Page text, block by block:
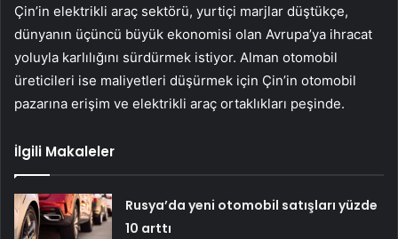
Çin’in elektrikli araç sektörü, yurtiçi marjlar düştükçe,
dünyanın üçüncü büyük ekonomisi olan Avrupa’ya ihracat
yoluyla karlılığını sürdürmek istiyor. Alman otomobil
üreticileri ise maliyetleri düşürmek için Çin’in otomobil
pazarına erişim ve elektrikli araç ortaklıkları peşinde.
İlgili Makaleler
Rusya’da yeni otomobil satışları yüzde
10 arttı